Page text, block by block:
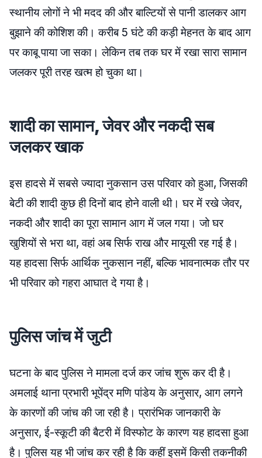
स्थानीय लोगों ने भी मदद की और बाल्टियों से पानी डालकर आग
बुझाने की कोशिश की। करीब 5 घंटे की कड़ी मेहनत के बाद आग
पर काबू पाया जा सका। लेकिन तब तक घर में रखा सारा सामान
जलकर पूरी तरह खत्म हो चुका था।
शादी का सामान, जेवर और नकदी सब
जलकर खाक
इस हादसे में सबसे ज्यादा नुकसान उस परिवार को हुआ, जिसकी
बेटी की शादी कुछ ही दिनों बाद होने वाली थी। घर में रखे जेवर,
नकदी और शादी का पूरा सामान आग में जल गया। जो घर
खुशियों से भरा था, वहां अब सिर्फ राख और मायूसी रह गई है।
यह हादसा सिर्फ आर्थिक नुकसान नहीं, बल्कि भावनात्मक तौर पर
भी परिवार को गहरा आघात दे गया है।
पुलिस जांच में जुटी
घटना के बाद पुलिस ने मामला दर्ज कर जांच शुरू कर दी है।
अमलाई थाना प्रभारी भूपेंद्र मणि पांडेय के अनुसार, आग लगने
के कारणों की जांच की जा रही है। प्रारंभिक जानकारी के
अनुसार, ई-स्कूटी की बैटरी में विस्फोट के कारण यह हादसा हुआ
है। पुलिस यह भी जांच कर रही है कि कहीं इसमें किसी तकनीकी